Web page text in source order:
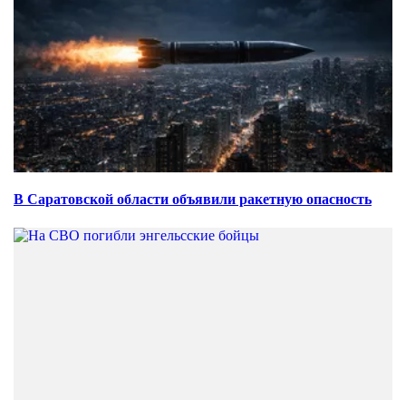
В Саратовской области объявили ракетную опасность